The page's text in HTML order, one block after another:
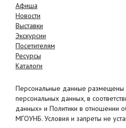
Афиша
Новости
Выставки
Экскурсии
Посетителям
Ресурсы
Каталоги
Персональные данные размещены
персональных данных, в
данных» и Политики в отношении
МГОУНБ. Условия и запреты не